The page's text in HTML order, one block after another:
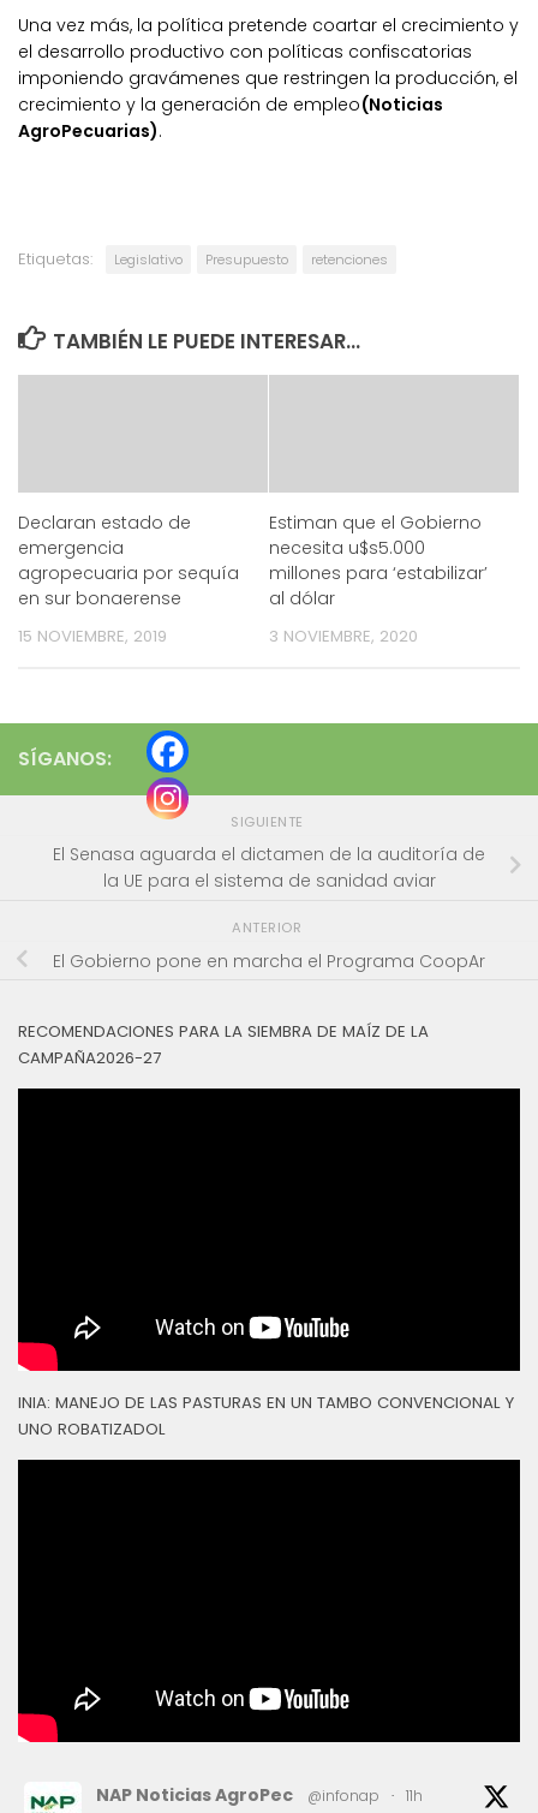
Una vez más, la política pretende coartar el crecimiento y
el desarrollo productivo con políticas confiscatorias
imponiendo gravámenes que restringen la producción, el
crecimiento y la generación de empleo(Noticias
AgroPecuarias).
Etiquetas: Legislativo Presupuesto retenciones
TAMBIÉN LE PUEDE INTERESAR...
Declaran estado de
emergencia
agropecuaria por sequía
en sur bonaerense
15 NOVIEMBRE, 2019
Estiman que el Gobierno
necesita u$s5.000
millones para ‘estabilizar’
al dólar
3 NOVIEMBRE, 2020
SÍGANOS:
SIGUIENTE
El Senasa aguarda el dictamen de la auditoría de
la UE para el sistema de sanidad aviar
ANTERIOR
El Gobierno pone en marcha el Programa CoopAr
RECOMENDACIONES PARA LA SIEMBRA DE MAÍZ DE LA
CAMPAÑA2026-27
INIA: MANEJO DE LAS PASTURAS EN UN TAMBO CONVENCIONAL Y
UNO ROBATIZADOL
NAP Noticias AgroPec @infonap · 11h